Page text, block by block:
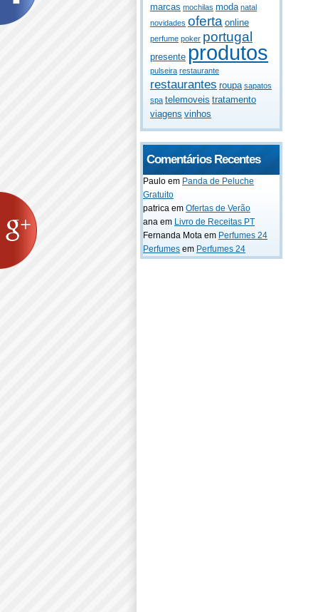
marcas mochilas moda natal
novidades oferta online
perfume poker portugal
presente produtos
pulseira restaurante
restaurantes roupa sapatos
spa telemoveis tratamento
viagens vinhos
Comentários Recentes
Paulo em Panda de Peluche
Gratuito
patrica em Ofertas de Verão
ana em Livro de Receitas PT
Fernanda Mota em Perfumes 24
Perfumes em Perfumes 24